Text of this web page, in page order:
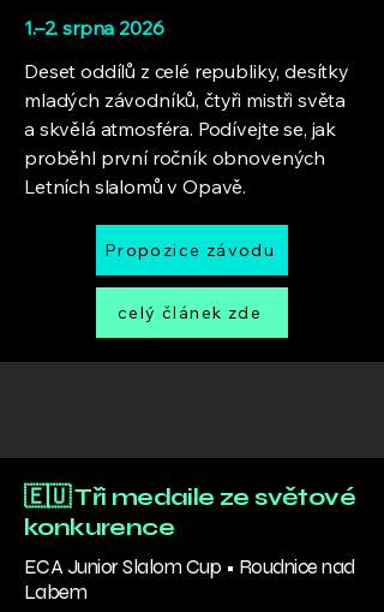
1.–2. srpna 2026
Deset oddílů z celé republiky, desítky
mladých závodníků, čtyři mistři světa
a skvělá atmosféra. Podívejte se, jak
proběhl první ročník obnovených
Letních slalomů v Opavě.
Propozice závodu
celý článek zde
🇪🇺 Tři medaile ze světové
konkurence
ECA Junior Slalom Cup • Roudnice nad
Labem